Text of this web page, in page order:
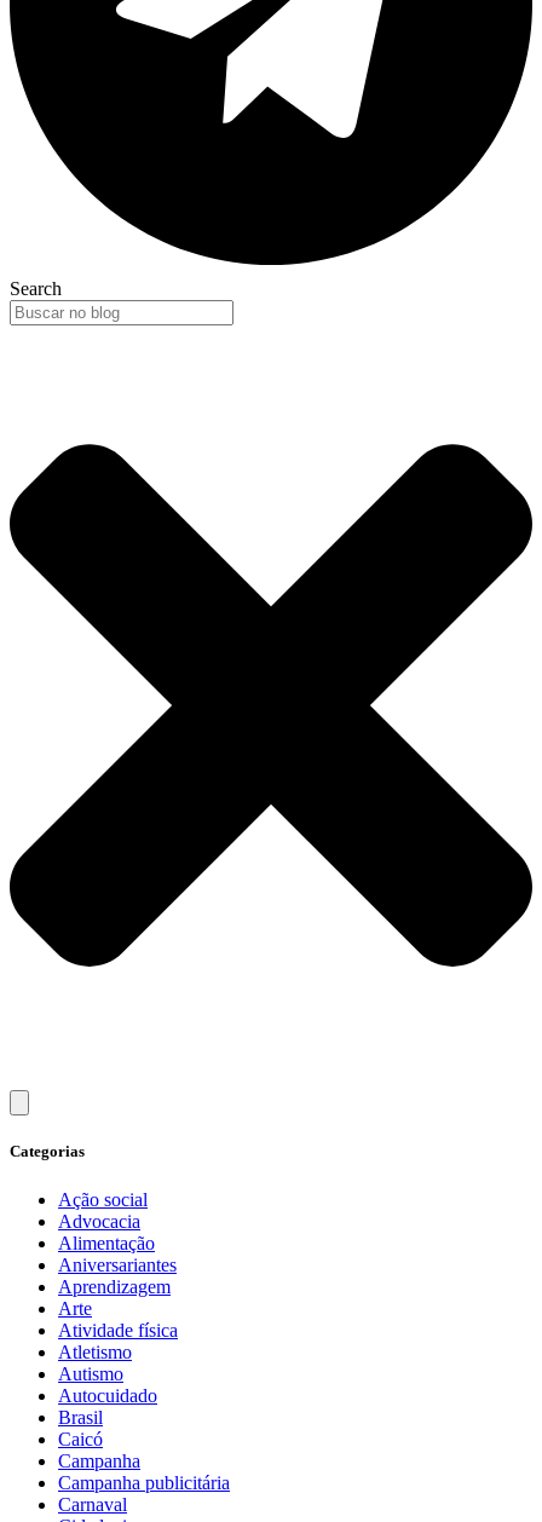
Search
Categorias
Ação social
Advocacia
Alimentação
Aniversariantes
Aprendizagem
Arte
Atividade física
Atletismo
Autismo
Autocuidado
Brasil
Caicó
Campanha
Campanha publicitária
Carnaval